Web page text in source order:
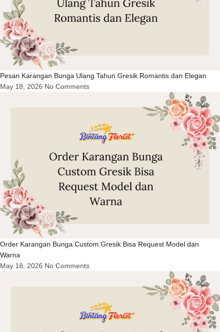
Pesan Karangan Bunga Ulang Tahun Gresik Romantis dan Elegan
May 18, 2026 No Comments
Order Karangan Bunga Custom Gresik Bisa Request Model dan
Warna
May 18, 2026 No Comments